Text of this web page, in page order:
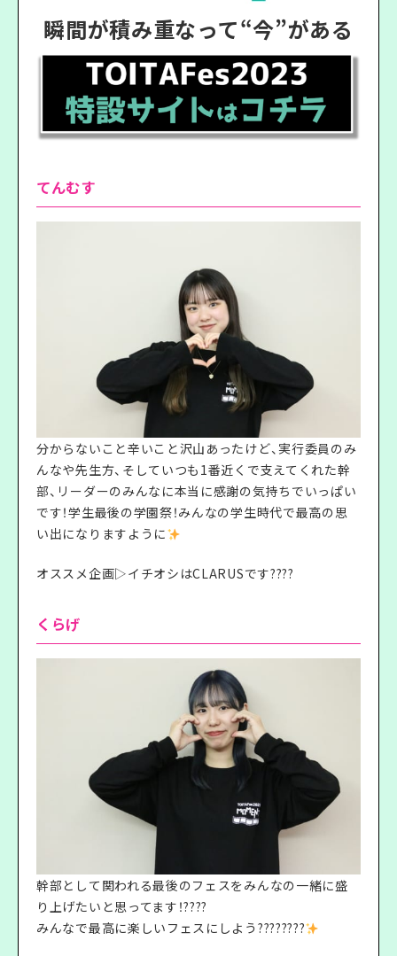
瞬間が積み重なって“今”がある
てんむす
分からないこと辛いこと沢山あったけど、実行委員のみ
んなや先生方、そしていつも1番近くで支えてくれた幹
部、リーダーのみんなに本当に感謝の気持ちでいっぱい
です！学生最後の学園祭！みんなの学生時代で最高の思
い出になりますように
オススメ企画▷イチオシはCLARUSです????
くらげ
幹部として関われる最後のフェスをみんなの一緒に盛
り上げたいと思ってます！????
みんなで最高に楽しいフェスにしよう????????